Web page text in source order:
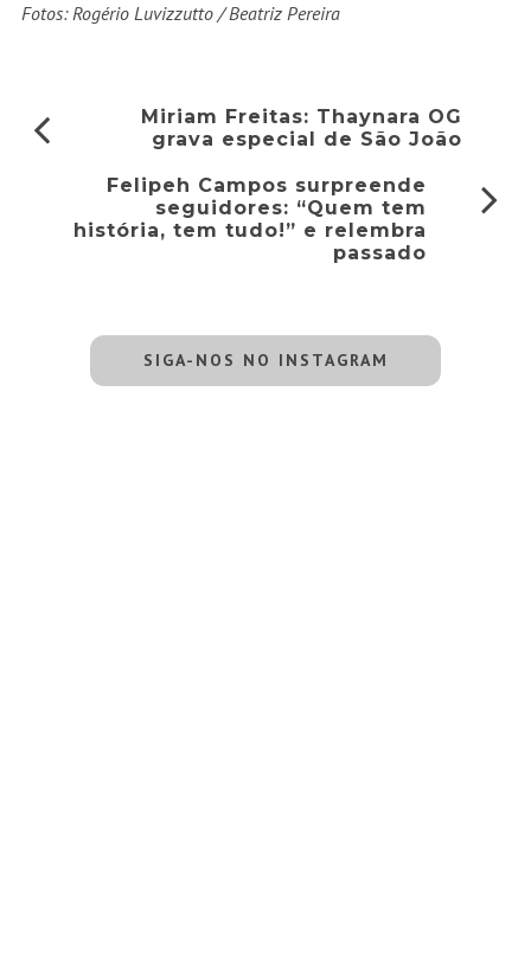
Fotos: Rogério Luvizzutto / Beatriz Pereira
Miriam Freitas: Thaynara OG
grava especial de São João
Felipeh Campos surpreende
seguidores: “Quem tem
história, tem tudo!” e relembra
passado
SIGA-NOS NO INSTAGRAM